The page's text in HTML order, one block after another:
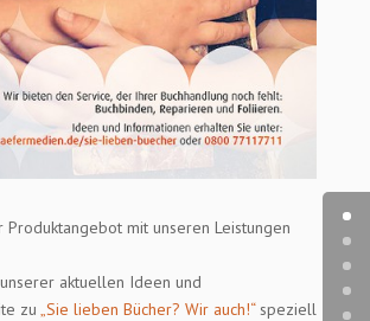
mit unseren Leistungen
aktuellen Ideen und
zu „Sie lieben Bücher? Wir auch!“speziell